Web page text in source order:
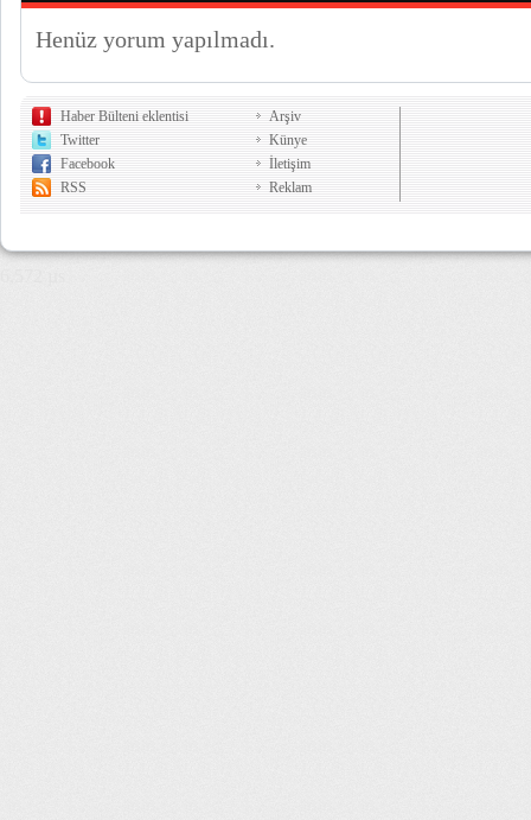
Henüz yorum yapılmadı.
Haber Bülteni eklentisi
Twitter
Facebook
RSS
Arşiv
Künye
İletişim
Reklam